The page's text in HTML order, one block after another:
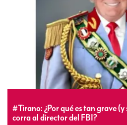
#Tirano: ¿Por qué es tan grave (y
corra al director del FBI?